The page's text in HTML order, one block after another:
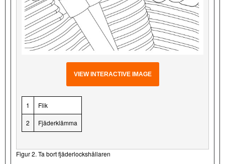
VIEW INTERACTIVE IMAGE
1 Flik
2 Fjäderklämma
Figur 2. Ta bort fjäderlockshållaren